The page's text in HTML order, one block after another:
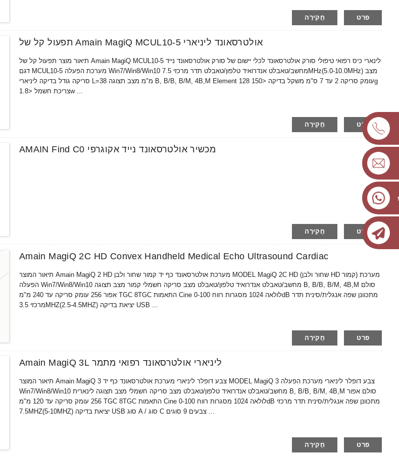
חֲקִירָה פרט
תפעול קל של Amain MagiQ MCUL10-5 אולטרסאונד ליניארי
תיאור מוצר תפעול קל של Amain MagiQ MCUL10-5 לינארי כיס רפואי טיפולי סורק אולטרסאונד לכלי יישום של סורק אולטרסאונד נייד
דגם MCUL10-5 מערכת הפעלה Win7/Win8/Win10 מחשב/טאבלט אנדרואיד טלפון/טאבלט תדר מרכזי 7.5MHz(5.0-10.0MHz) מצב
סריקה גודל בדיקה ליניארי L=38 מ"מ מצב תצוגה B, B/B, B/M, 4B,M Element 128 עומק סריקה 2 עד 7 ס"מ משקל בדיקה <150g
צריכת חשמל <1.8w ...
חֲקִירָה פרט
AMAIN Find C0 מכשיר אולטרסאונד נייד אקוגרפי
חֲקִירָה פרט
Amain MagiQ 2C HD Convex Handheld Medical Echo Ultrasound Cardiac
תיאור המוצר Amain MagiQ 2 HD מערכת אולטרסאונד כף יד קמור שחור ולבן MODEL MagiQ 2C HD (שחור ולבן HD קמור) מערכת
הפעלה Win7/Win8/Win10 מחשב/טאבלט אנדרואיד טלפון/טאבלט מצב סריקה חשמלי קמור מצב תצוגה B, B/B, B/M, 4B,M סולם
אפור 256 עומק סריקה עד 240 מ"מ TGC 8TGC התאמות Cine לולאה 1024 מסגרות רווח 0-100dB מתכוונן שפה אנגלית/סינית תדר
מרכזי 3.5MHZ(2.5-4.5MHZ) יציאת בדיקה USB ...
חֲקִירָה פרט
Amain MagiQ 3L ליניארי אולטרסאונד רפואי מתמר
תיאור המוצר Amain MagiQ 3 צבע דופלר ליניארי מערכת אולטרסאונד כף יד MODEL MagiQ 3 צבע דופלר ליניארי מערכת הפעלה
Win7/Win8/Win10 מחשב/טאבלט אנדרואיד טלפון/טאבלט מצב סריקה חשמלי מצב תצוגה לינארית B, B/B, B/M, 4B,M סולם אפור
256 עומק סריקה עד 120 מ"מ TGC 8TGC התאמות Cine לולאה 1024 מסגרות רווח 0-100dB מתכוונן שפה אנגלית/סינית תדר מרכזי
7.5MHZ(5-10MHZ) יציאת בדיקה USB סוג A / סוג C צבעים 9 סוגים ...
חֲקִירָה פרט